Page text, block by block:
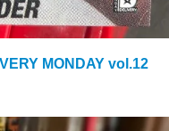
MONDAY vol.12